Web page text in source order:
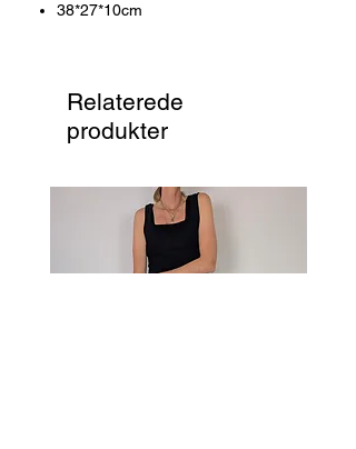
38*27*10cm
Relaterede
produkter